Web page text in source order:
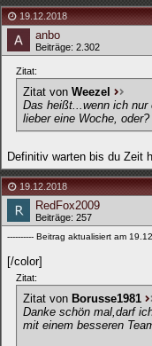
19.12.2018
anbo
Beiträge: 2.302
Zitat:
Zitat von Weezel
Das heißt...wenn ich
lieber eine Woche, oder?
Definitiv warten bis du Zeit
19.12.2018
RedFox2009
Beiträge: 257
---------- Beitrag aktualisiert am
[/color]
Zitat:
Zitat von Borusse1981
Danke schön mal,darf
mit einem besseren